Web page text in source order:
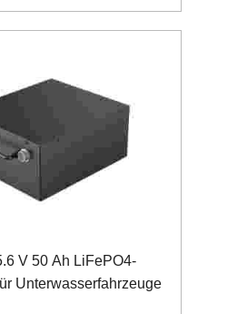
V 50 Ah LiFePO4-
Unterwasserfahrzeuge